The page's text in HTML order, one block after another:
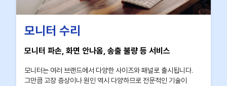
모니터 수리
모니터 파손, 화면 안나옴, 송출 불량 등 서비스
모니터는 여러 브랜드에서 다양한 사이즈와 패널로 출시됩니다.
그만큼 고장 증상이나 원인 역시 다양하므로 전문적인 기술이